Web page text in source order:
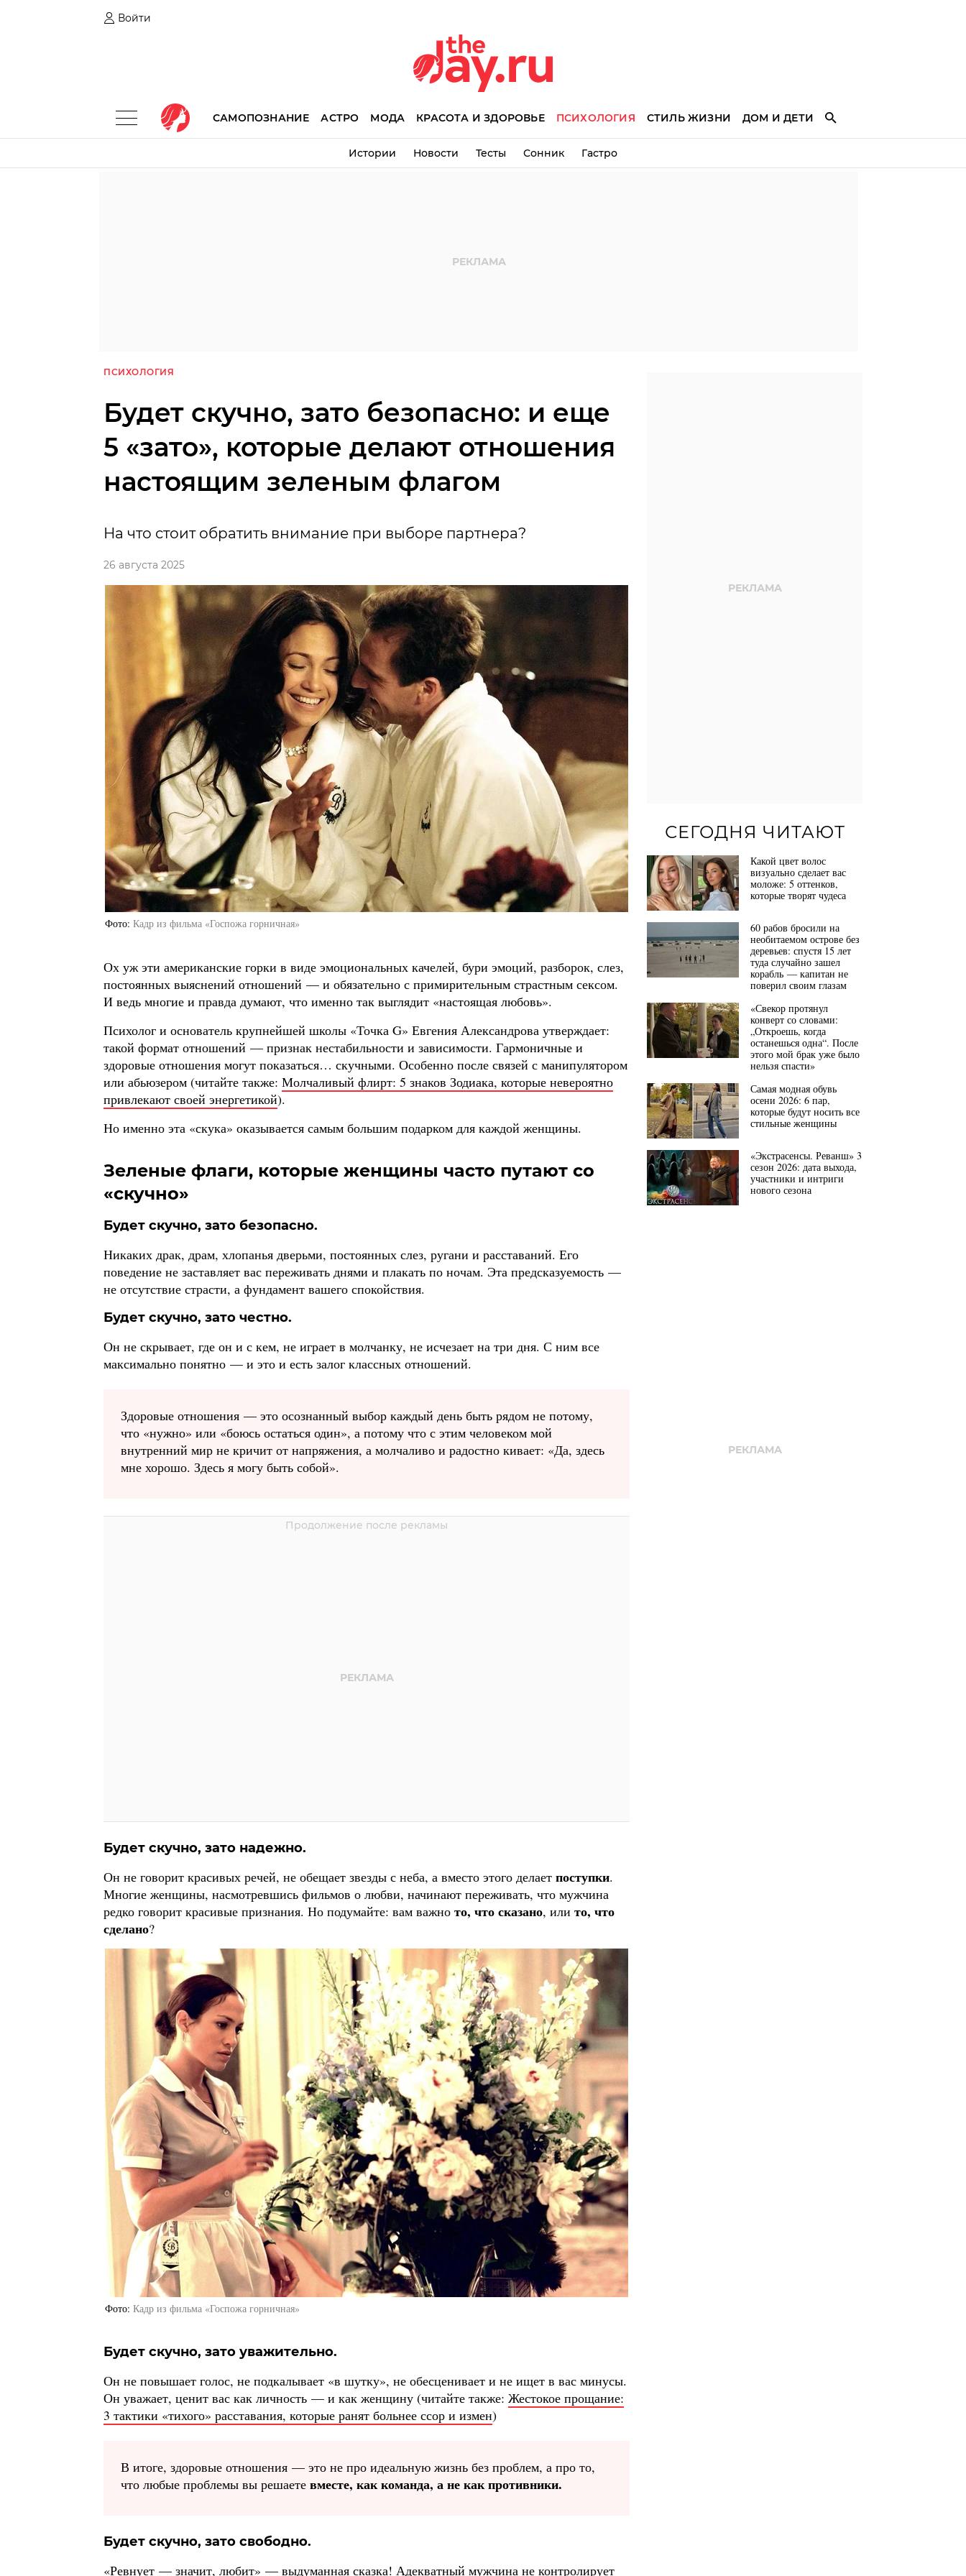
Войти
САМОПОЗНАНИЕ АСТРО МОДА КРАСОТА И ЗДОРОВЬЕ ПСИХОЛОГИЯ СТИЛЬ ЖИЗНИ ДОМ И ДЕТИ
Истории Новости Тесты Сонник Гастро
ПСИХОЛОГИЯ
Будет скучно, зато безопасно: и еще
5 «зато», которые делают отношения
настоящим зеленым флагом
На что стоит обратить внимание при выборе партнера?
26 августа 2025
Фото Кадр из фильма «Госпожа горничная»
Ох уж эти американские горки в виде эмоциональных качелей, бури эмоций, разборок, слез,
постоянных выяснений отношений — и обязательно с примирительным страстным сексом.
И ведь многие и правда думают, что именно так выглядит «настоящая любовь».
Психолог и основатель крупнейшей школы «Точка G» Евгения Александрова утверждает:
такой формат отношений — признак нестабильности и зависимости. Гармоничные и
здоровые отношения могут показаться… скучными. Особенно после связей с манипулятором
или абьюзером (читайте также: Молчаливый флирт: 5 знаков Зодиака, которые невероятно
привлекают своей энергетикой).
Но именно эта «скука» оказывается самым большим подарком для каждой женщины.
Зеленые флаги, которые женщины часто путают со
«скучно»
Будет скучно, зато безопасно.
Никаких драк, драм, хлопанья дверьми, постоянных слез, ругани и расставаний. Его
поведение не заставляет вас переживать днями и плакать по ночам. Эта предсказуемость —
не отсутствие страсти, а фундамент вашего спокойствия.
Будет скучно, зато честно.
Он не скрывает, где он и с кем, не играет в молчанку, не исчезает на три дня. С ним все
максимально понятно — и это и есть залог классных отношений.
Здоровые отношения — это осознанный выбор каждый день быть рядом не потому,
что «нужно» или «боюсь остаться один», а потому что с этим человеком мой
внутренний мир не кричит от напряжения, а молчаливо и радостно кивает: «Да, здесь
мне хорошо. Здесь я могу быть собой».
Будет скучно, зато надежно.
Он не говорит красивых речей, не обещает звезды с неба, а вместо этого делает поступки.
Многие женщины, насмотревшись фильмов о любви, начинают переживать, что мужчина
редко говорит красивые признания. Но подумайте: вам важно то, что сказано, или то, что
сделано?
Фото Кадр из фильма «Госпожа горничная»
Будет скучно, зато уважительно.
Он не повышает голос, не подкалывает «в шутку», не обесценивает и не ищет в вас минусы.
Он уважает, ценит вас как личность — и как женщину (читайте также: Жестокое прощание:
3 тактики «тихого» расставания, которые ранят больнее ссор и измен)
В итоге, здоровые отношения — это не про идеальную жизнь без проблем, а про то,
что любые проблемы вы решаете вместе, как команда, а не как противники.
Будет скучно, зато свободно.
«Ревнует — значит, любит» — выдуманная сказка! Адекватный мужчина не контролирует
СЕГОДНЯ ЧИТАЮТ
Какой цвет волос
визуально сделает вас
моложе: 5 оттенков,
которые творят чудеса
60 рабов бросили на
необитаемом острове без
деревьев: спустя 15 лет
туда случайно зашел
корабль — капитан не
поверил своим глазам
«Свекор протянул
конверт со словами:
„Откроешь, когда
останешься одна“. После
этого мой брак уже было
нельзя спасти»
Самая модная обувь
осени 2026: 6 пар,
которые будут носить все
стильные женщины
«Экстрасенсы. Реванш» 3
сезон 2026: дата выхода,
участники и интриги
нового сезона